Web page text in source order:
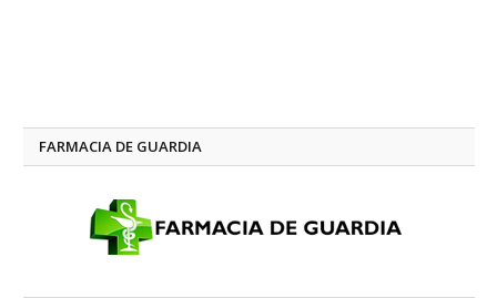
FARMACIA DE GUARDIA